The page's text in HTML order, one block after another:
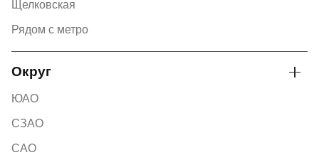
Щелковская
Рядом с метро
Округ
ЮАО
СЗАО
САО